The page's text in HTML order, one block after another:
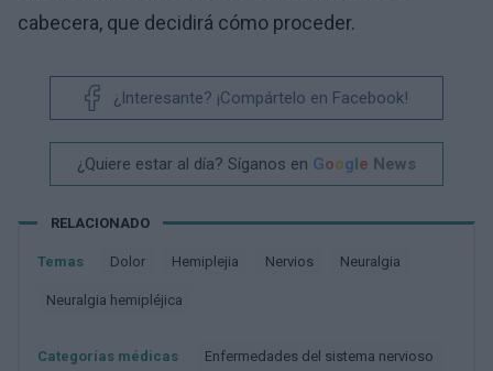
cabecera, que decidirá cómo proceder.
¿Interesante? ¡Compártelo en Facebook!
¿Quiere estar al día? Síganos en Google News
RELACIONADO
Temas Dolor Hemiplejia Nervios Neuralgia
Neuralgia hemipléjica
Categorías médicas Enfermedades del sistema nervioso